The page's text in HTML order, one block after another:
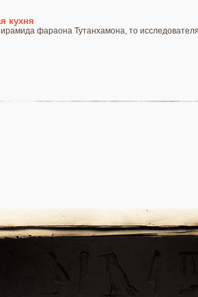
кухня
фараона Тутанхамона, то